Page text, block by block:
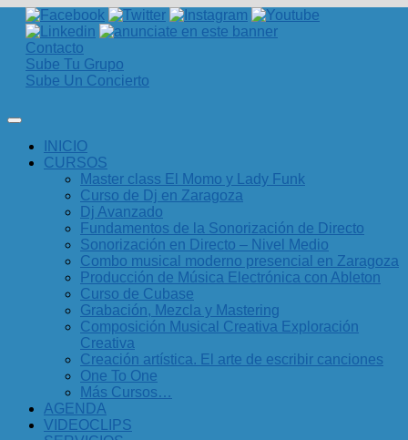
Contacto
Sube Tu Grupo
Sube Un Concierto
INICIO
CURSOS
Master class El Momo y Lady Funk
Curso de Dj en Zaragoza
Dj Avanzado
Fundamentos de la Sonorización de Directo
Sonorización en Directo – Nivel Medio
Combo musical moderno presencial en Zaragoza
Producción de Música Electrónica con Ableton
Curso de Cubase
Grabación, Mezcla y Mastering
Composición Musical Creativa Exploración
Creativa
Creación artística. El arte de escribir canciones
One To One
Más Cursos…
AGENDA
VIDEOCLIPS